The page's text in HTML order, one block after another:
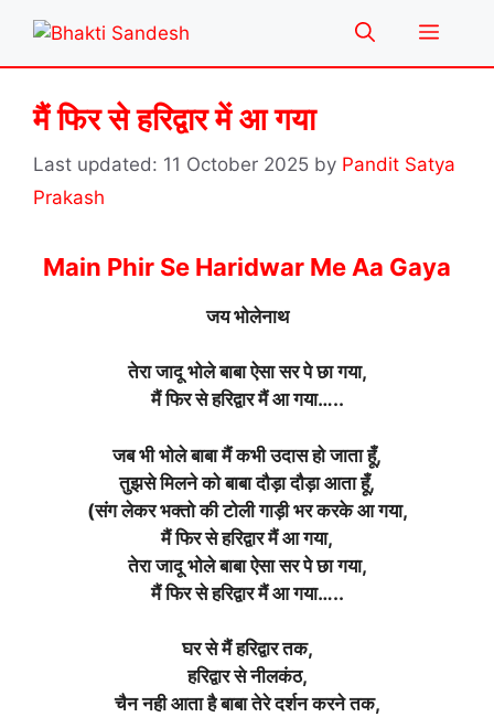
content
Menu
मैं फिर से हरिद्वार में आ गया
11 October 2025 by Pandit Satya
Prakash
Main Phir Se Haridwar Me Aa Gaya
जय भोलेनाथ
तेरा जादू भोले बाबा ऐसा सर पे छा गया,
मैं फिर से हरिद्वार मैं आ गया…..
जब भी भोले बाबा मैं कभी उदास हो जाता हूँ,
तुझसे मिलने को बाबा दौड़ा दौड़ा आता हूँ,
(संग लेकर भक्तो की टोली गाड़ी भर करके आ गया,
मैं फिर से हरिद्वार मैं आ गया,
तेरा जादू भोले बाबा ऐसा सर पे छा गया,
मैं फिर से हरिद्वार मैं आ गया…..
घर से मैं हरिद्वार तक,
हरिद्वार से नीलकंठ,
चैन नही आता है बाबा तेरे दर्शन करने तक,